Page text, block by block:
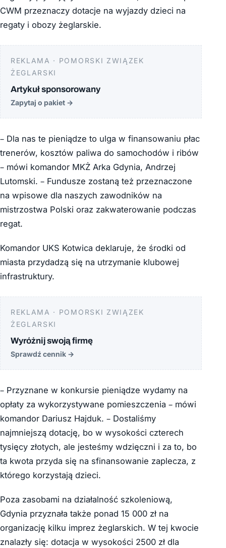
CWM przeznaczy dotacje na wyjazdy dzieci na
regaty i obozy żeglarskie.
REKLAMA · POMORSKI ZWIĄZEK
ŻEGLARSKI
Artykuł sponsorowany
Zapytaj o pakiet →
– Dla nas te pieniądze to ulga w finansowaniu płac
trenerów, kosztów paliwa do samochodów i ribów
– mówi komandor MKŻ Arka Gdynia, Andrzej
Lutomski. – Fundusze zostaną też przeznaczone
na wpisowe dla naszych zawodników na
mistrzostwa Polski oraz zakwaterowanie podczas
regat.
Komandor UKS Kotwica deklaruje, że środki od
miasta przydadzą się na utrzymanie klubowej
infrastruktury.
REKLAMA · POMORSKI ZWIĄZEK
ŻEGLARSKI
Wyróżnij swoją firmę
Sprawdź cennik →
– Przyznane w konkursie pieniądze wydamy na
opłaty za wykorzystywane pomieszczenia – mówi
komandor Dariusz Hajduk. – Dostaliśmy
najmniejszą dotację, bo w wysokości czterech
tysięcy złotych, ale jesteśmy wdzięczni i za to, bo
ta kwota przyda się na sfinansowanie zaplecza, z
którego korzystają dzieci.
Poza zasobami na działalność szkoleniową,
Gdynia przyznała także ponad 15 000 zł na
organizację kilku imprez żeglarskich. W tej kwocie
znalazły się: dotacja w wysokości 2500 zł dla